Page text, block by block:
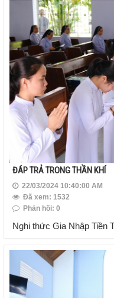
ĐÁP TRẢ TRONG THẦN KHÍ
22/03/2024 10:40:00 AM
Đã xem: 1532
Phản hồi: 0
Nghi thức Gia Nhập Tiền